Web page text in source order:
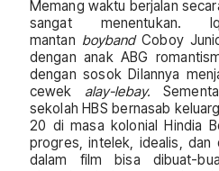
Memang waktu berjalan
sangat menentukan.
mantan boybandCoboy
dengan anak ABG
dengan sosok Dilannya
cewek alay-lebay.
sekolah HBS bernasab
20 di masa kolonial Hindia
progres, intelek, idealis, dan
dalam film bisa dibuat-